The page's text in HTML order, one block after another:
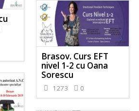
Brasov. Curs EFT
nivel 1-2 cu Oana
Sorescu
1273 0